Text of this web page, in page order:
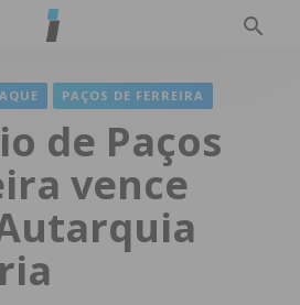
PAÇOS DE FERREIRA
de Paços
vence